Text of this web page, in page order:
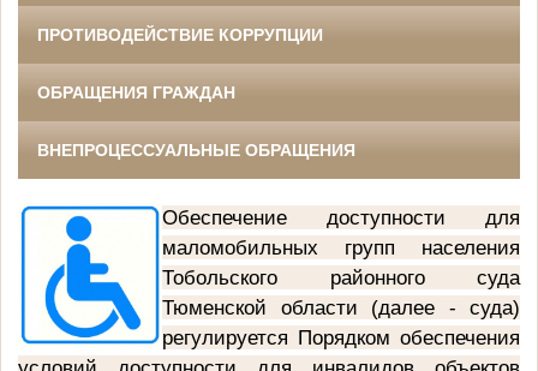
ПРОТИВОДЕЙСТВИЕ КОРРУПЦИИ
ОБРАЩЕНИЯ ГРАЖДАН
ВНЕПРОЦЕССУАЛЬНЫЕ ОБРАЩЕНИЯ
Обеспечение доступности для
маломобильных групп населения
Тобольского районного суда
Тюменской области (далее - суда)
регулируется Порядком обеспечения